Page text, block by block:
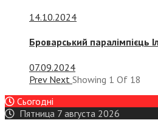
14.10.2024
Броварський паралімпієць
07.09.2024
Prev Next Showing 1 Of 18
Сьогодні
Пятница 7 августа 2026